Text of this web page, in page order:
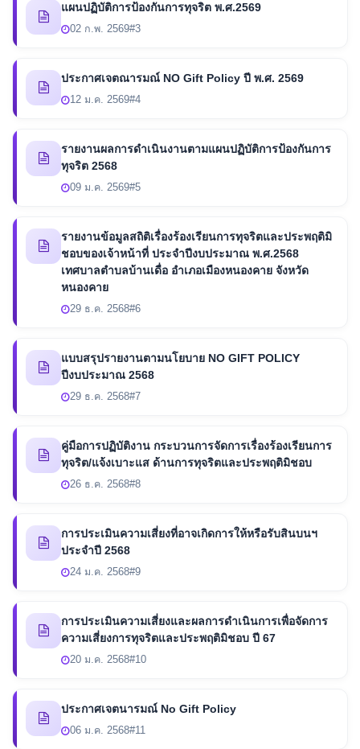
แผนปฏิบัติการป้องกันการทุจริต พ.ศ.2569
02 ก.พ. 2569#3
ประกาศเจตณารมณ์ NO Gift Policy ปี พ.ศ. 2569
12 ม.ค. 2569#4
รายงานผลการดำเนินงานตามแผนปฏิบัติการป้องกันการ
ทุจริต 2568
09 ม.ค. 2569#5
รายงานข้อมูลสถิติเรื่องร้องเรียนการทุจริตและประพฤติมิ
ชอบของเจ้าหน้าที่ ประจำปีงบประมาณ พ.ศ.2568
เทศบาลตำบลบ้านเดื่อ อำเภอเมืองหนองคาย จังหวัด
หนองคาย
29 ธ.ค. 2568#6
แบบสรุปรายงานตามนโยบาย NO GIFT POLICY
ปีงบประมาณ 2568
29 ธ.ค. 2568#7
คู่มือการปฏิบัติงาน กระบวนการจัดการเรื่องร้องเรียนการ
ทุจริต/แจ้งเบาะแส ด้านการทุจริตและประพฤติมิชอบ
26 ธ.ค. 2568#8
การประเมินความเสี่ยงที่อาจเกิดการให้หรือรับสินบนฯ
ประจำปี 2568
24 ม.ค. 2568#9
การประเมินความเสี่ยงและผลการดำเนินการเพื่อจัดการ
ความเสี่ยงการทุจริตและประพฤติมิชอบ ปี 67
20 ม.ค. 2568#10
ประกาศเจตนารมณ์ No Gift Policy
06 ม.ค. 2568#11